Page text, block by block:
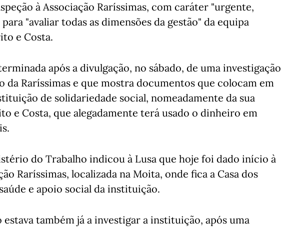
à Associação Raríssimas, com caráter "urgente,
"avaliar todas as dimensões da gestão" da equipa
e Costa.
após a divulgação, no sábado, de uma investigação
da Raríssimas e que mostra documentos que colocam em
de solidariedade social, nomeadamente da sua
e Costa, que alegadamente terá usado o dinheiro em
do Trabalho indicou à Lusa que hoje foi dado início à
Raríssimas, localizada na Moita, onde fica a Casa dos
e apoio social da instituição.
também já a investigar a instituição, após uma